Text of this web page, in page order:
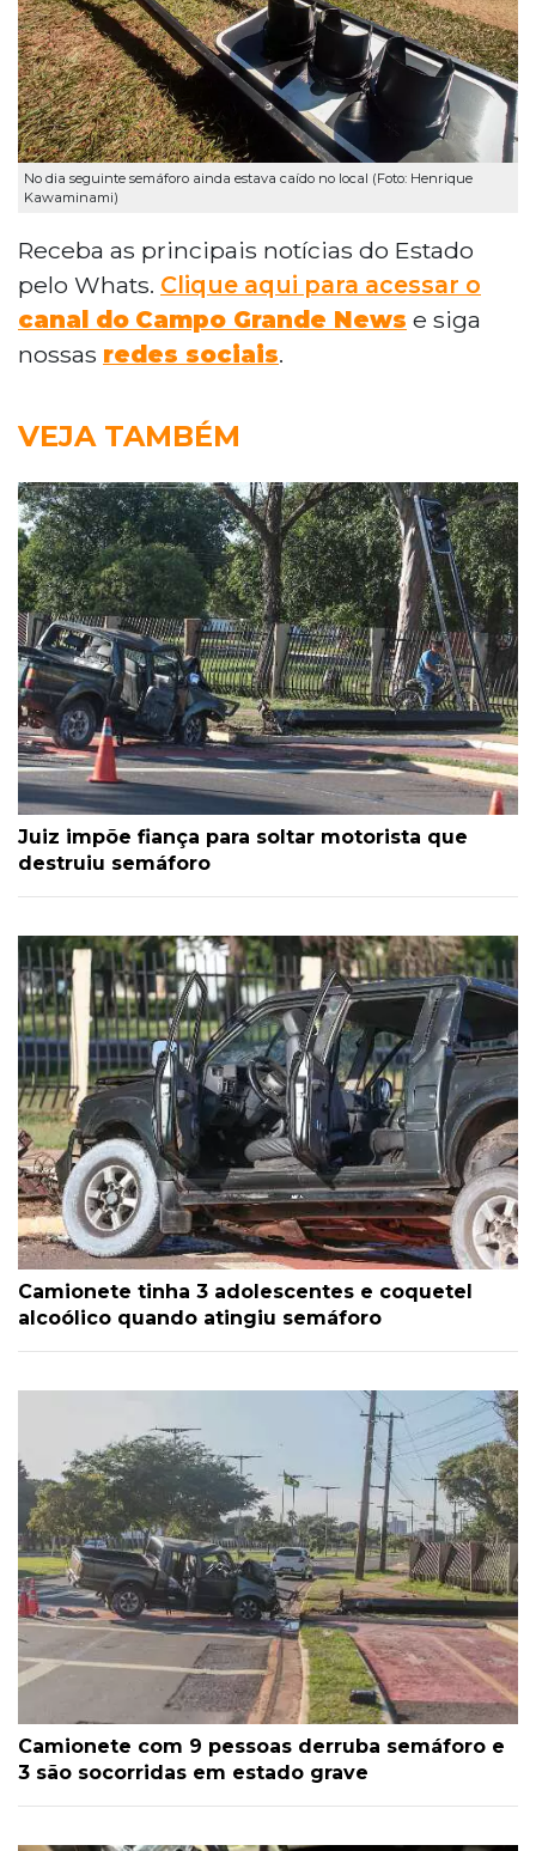
No dia seguinte semáforo ainda estava caído no local (Foto: Henrique
Kawaminami)
Receba as principais notícias do Estado
pelo Whats. Clique aqui para acessar o
canal do Campo Grande News e siga
nossas redes sociais.
VEJA TAMBÉM
Juiz impõe fiança para soltar motorista que
destruiu semáforo
Camionete tinha 3 adolescentes e coquetel
alcoólico quando atingiu semáforo
Camionete com 9 pessoas derruba semáforo e
3 são socorridas em estado grave